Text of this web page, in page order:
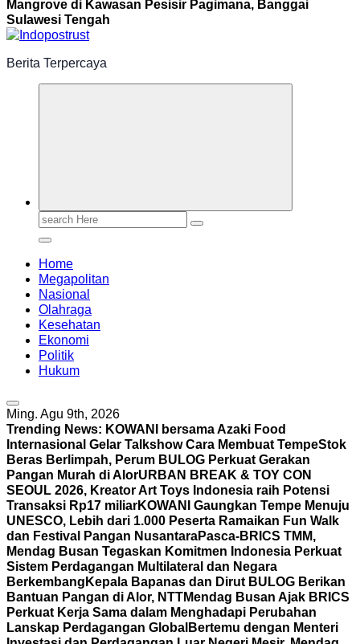
Mangrove di Kawasan Pesisir Pagimana, Banggai
Sulawesi Tengah
Berita Terpercaya
Search
Home
Megapolitan
Nasional
Olahraga
Kesehatan
Ekonomi
Politik
Hukum
Ming. Agu 9th, 2026
Trending News: KOWANI bersama Azaki Food
Internasional Gelar Talkshow Cara Membuat TempeStok
Beras Berlimpah, Perum BULOG Perkuat Gerakan
Pangan Murah di AlorURBAN BREAK & TOY CON
SEOUL 2026, Kreator Art Toys Indonesia raih Potensi
Transaksi Rp17 miliarKOWANI Gaungkan Tempe Menuju
UNESCO, Lebih dari 1.000 Peserta Ramaikan Fun Walk
dan Festival Pangan NusantaraPasca-BRICS TMM,
Mendag Busan Tegaskan Komitmen Indonesia Perkuat
Sistem Perdagangan Multilateral dan Negara
Berkembang Kepala Bapanas dan Dirut BULOG Berikan
Bantuan Pangan di Alor, NTTMendag Busan Ajak BRICS
Perkuat Kerja Sama dalam Menghadapi Perubahan
Lanskap Perdagangan Global Bertemu dengan Menteri